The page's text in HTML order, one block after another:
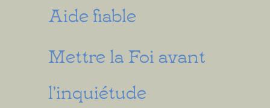
Aide fiable
Mettre la Foi avant
l’inquiétude